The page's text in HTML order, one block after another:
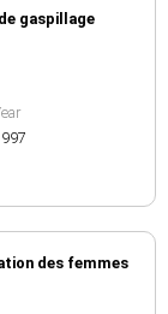
gaspillage
des femmes